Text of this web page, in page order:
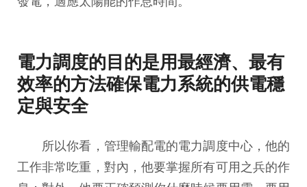
電力調度的目的是用最經濟、最有
效率的方法確保電力系統的供電穩
定與安全
所以你看，管理輸配電的電力調度中心，他的
工作非常吃重，對內，他要掌握所有可用之兵的作